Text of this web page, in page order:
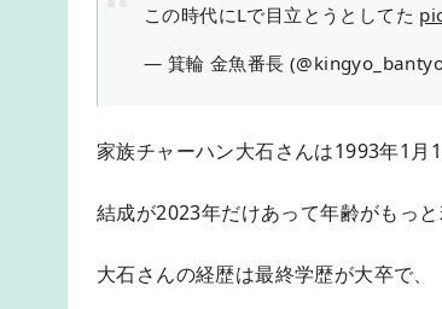
この時代にLで目立とうとしてた
— 箕輪 金魚番長
家族チャーハン大石さんは1993年1月
結成が2023年だけあって年齢がもっと
大石さんの経歴は最終学歴が大卒で、